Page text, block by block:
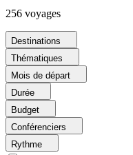
256 voyages
Destinations
Thématiques
Mois de départ
Durée
Budget
Conférenciers
Rythme